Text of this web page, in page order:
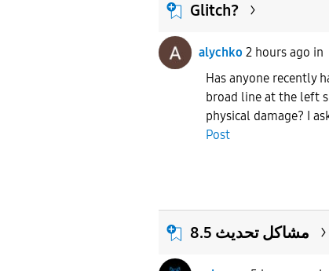
Glitch?
alychko 2 hours ago in
Has anyone recently
broad line at the left
physical damage? I
Post
مشاكل تحديث 8.5